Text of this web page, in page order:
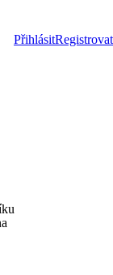
PřihlásitRegistrovat
cena košíku